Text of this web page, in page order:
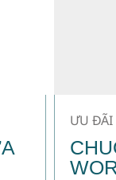
ƯU ĐÃI